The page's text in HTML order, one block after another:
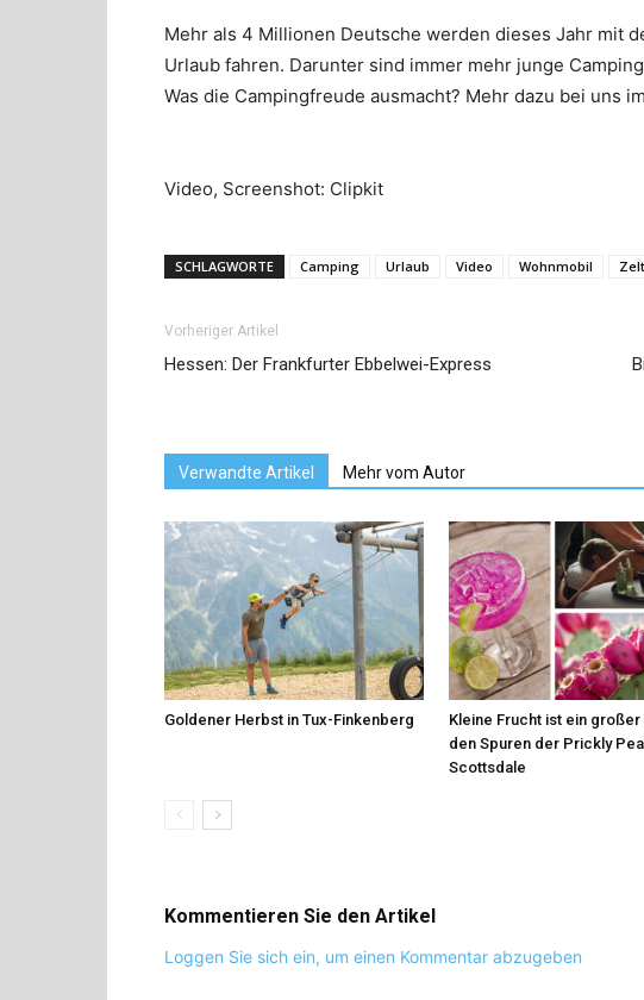
Mehr als 4 Millionen Deutsche werden dieses Jahr mit
Urlaub fahren. Darunter sind immer mehr junge
Was die Campingfreude ausmacht? Mehr dazu bei uns
Video, Screenshot: Clipkit
SCHLAGWORTE Camping Urlaub Video Wohnmobil
Vorheriger Artikel
Hessen: Der Frankfurter Ebbelwei-Express
Verwandte Artikel Mehr vom Autor
Goldener Herbst in Tux-Finkenberg
Kleine Frucht ist ein großer
den Spuren der Prickly
Scottsdale
Kommentieren Sie den Artikel
Loggen Sie sich ein, um einen Kommentar abzugeben